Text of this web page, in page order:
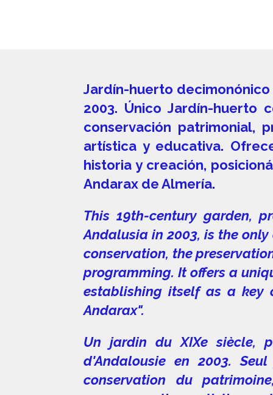
Jardín-huerto
2003. Único Jardín-huerto
conservación patrimonial,
artística y educativa.
historia y creación,
Andarax de Almería.
This 19th-century garden,
Andalusia in 2003, is the
conservation, the
programming. It offers a
establishing itself as a key
Andarax".
Un jardin du XIXe siècle,
d'Andalousie en 2003.
conservation du